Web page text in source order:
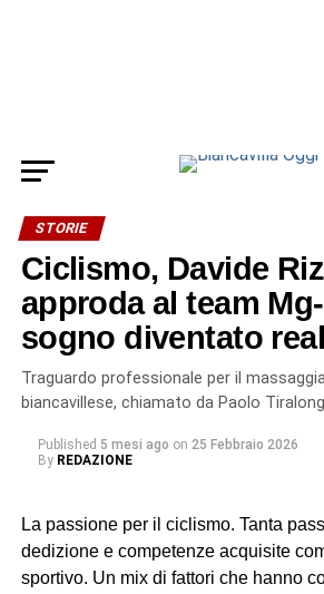
STORIE
Ciclismo, Davide
approda al team
sogno diventato
Traguardo professionale per il
biancavillese, chiamato da Paolo
Published 5 mesi ago on 25 Febbraio 2026
By REDAZIONE
La passione per il ciclismo. Tanta
dedizione e competenze acquisite
sportivo. Un mix di fattori che hanno